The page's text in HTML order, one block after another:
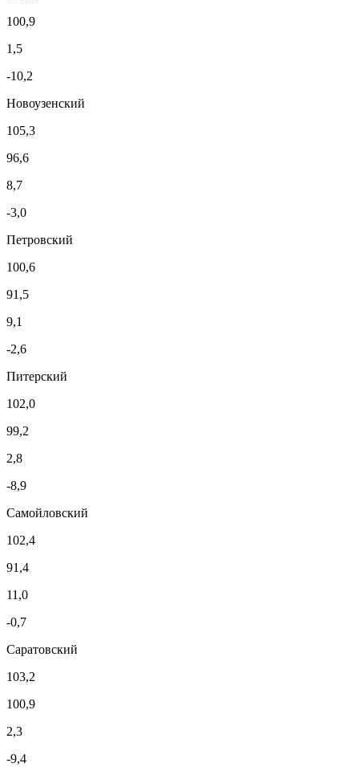
100,9
1,5
-10,2
Новоузенский
105,3
96,6
8,7
-3,0
Петровский
100,6
91,5
9,1
-2,6
Питерский
102,0
99,2
2,8
-8,9
Самойловский
102,4
91,4
11,0
-0,7
Саратовский
103,2
100,9
2,3
-9,4